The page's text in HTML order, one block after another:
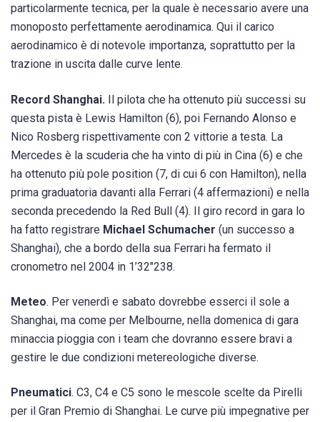
particolarmente tecnica, per la quale è necessario avere una
monoposto perfettamente aerodinamica. Qui il carico
aerodinamico è di notevole importanza, soprattutto per la
trazione in uscita dalle curve lente.
Record Shanghai. Il pilota che ha ottenuto più successi su
questa pista è Lewis Hamilton (6), poi Fernando Alonso e
Nico Rosberg rispettivamente con 2 vittorie a testa. La
Mercedes è la scuderia che ha vinto di più in Cina (6) e che
ha ottenuto più pole position (7, di cui 6 con Hamilton), nella
prima graduatoria davanti alla Ferrari (4 affermazioni) e nella
seconda precedendo la Red Bull (4). Il giro record in gara lo
ha fatto registrare Michael Schumacher (un successo a
Shanghai), che a bordo della sua Ferrari ha fermato il
cronometro nel 2004 in 1’32″238.
Meteo. Per venerdì e sabato dovrebbe esserci il sole a
Shanghai, ma come per Melbourne, nella domenica di gara
minaccia pioggia con i team che dovranno essere bravi a
gestire le due condizioni metereologiche diverse.
Pneumatici. C3, C4 e C5 sono le mescole scelte da Pirelli
per il Gran Premio di Shanghai. Le curve più impegnative per